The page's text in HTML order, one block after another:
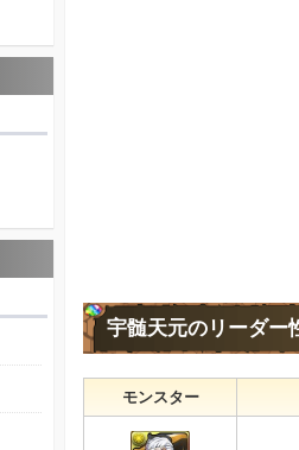
宇髄天元のリーダー
モンスター